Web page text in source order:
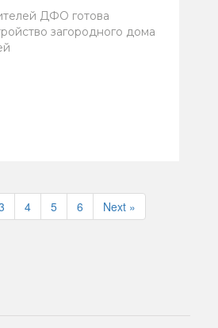
ДФО готова
загородного дома
4 5 6 Next »